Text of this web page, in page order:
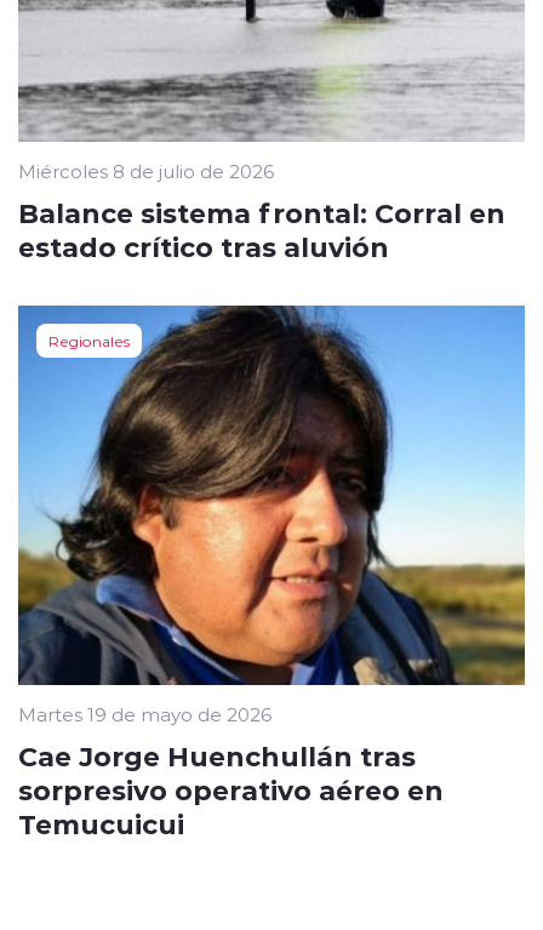
Miércoles 8 de julio de 2026
Balance sistema frontal: Corral en
estado crítico tras aluvión
Regionales
Martes 19 de mayo de 2026
Cae Jorge Huenchullán tras
sorpresivo operativo aéreo en
Temucuicui